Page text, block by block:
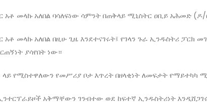
አቶ መላኩ አለበል ባሳለፍነው ሳምንት በጠቅላይ ሚኒስትር ዐቢይ አሕመድ
አቶ መላኩ አለበል በዚሁ ጊዜ እንደተናገሩት፤ የገላን ጉራ ኢንዱስትሪ ፓርክ
ያሳየበት ነው።
ላይ የሚስተዋለውን የመሥሪያ ቦታ እጥረት በዘላቂነት ለመፍታት የማይተካካ
አቅማቸውን ገንብተው ወደ ከፍተኛ ኢንዱስትሪነት